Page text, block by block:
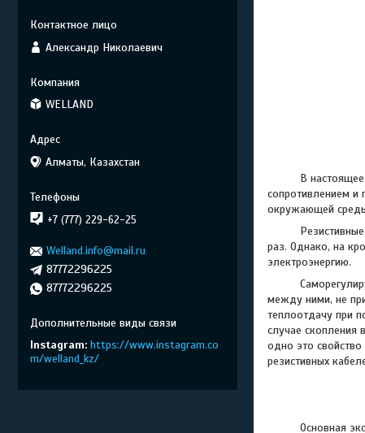
В настоящее
сопротивлением и
окружающей
Резистивные
раз. Однако, на
электроэнергию.
между ними, не
теплоотдачу при
случае скопления
одно это
резистивных
Основная
Александр Николаевич
WELLAND
Алматы, Казахстан
+7 (777) 229-62-25
Welland.info@mail.ru
87772296225
87772296225
Instagram https://www.instagram.co
m/welland_kz/